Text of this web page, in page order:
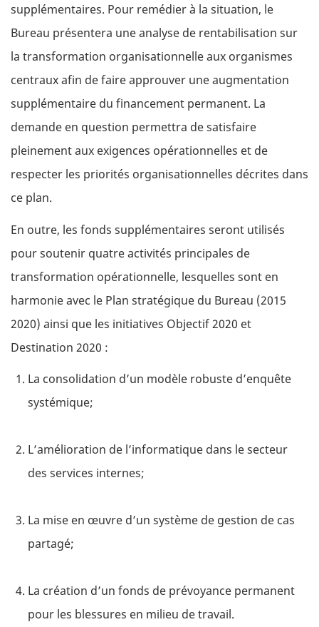
supplémentaires. Pour remédier à la situation, le
Bureau présentera une analyse de rentabilisation sur
la transformation organisationnelle aux organismes
centraux afin de faire approuver une augmentation
supplémentaire du financement permanent. La
demande en question permettra de satisfaire
pleinement aux exigences opérationnelles et de
respecter les priorités organisationnelles décrites dans
ce plan.
En outre, les fonds supplémentaires seront utilisés
pour soutenir quatre activités principales de
transformation opérationnelle, lesquelles sont en
harmonie avec le Plan stratégique du Bureau (2015
2020) ainsi que les initiatives Objectif 2020 et
Destination 2020 :
La consolidation d’un modèle robuste d’enquête
systémique;
L’amélioration de l’informatique dans le secteur
des services internes;
La mise en œuvre d’un système de gestion de cas
partagé;
La création d’un fonds de prévoyance permanent
pour les blessures en milieu de travail.